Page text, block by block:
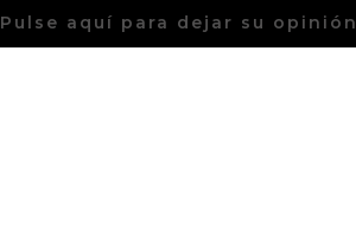
Pulse aquí para dejar su opinión